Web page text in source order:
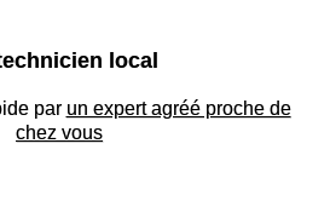
local
par un expert agréé proche de
chez vous